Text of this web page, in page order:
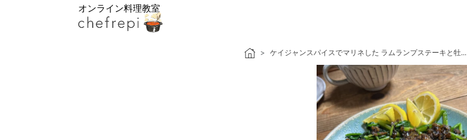
オンライン料理教室
ケイジャンスパイスでマリネした ラムランプステーキと牡...